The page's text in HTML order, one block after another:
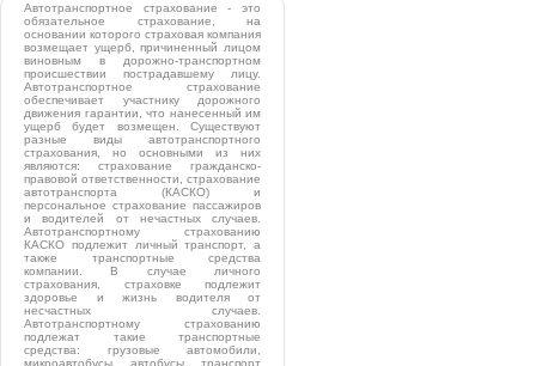
Автотранспортное страхование - это
обязательное страхование, на
основании которого страховая компания
возмещает ущерб, причиненный лицом
виновным в дорожно-транспортном
происшествии пострадавшему лицу.
Автотранспортное страхование
обеспечивает участнику дорожного
движения гарантии, что нанесенный им
ущерб будет возмещен. Существуют
разные виды автотранспортного
страхования, но основными из них
являются: страхование гражданско-
правовой ответственности, страхование
автотранспорта (КАСКО) и
персональное страхование пассажиров
и водителей от нечастных случаев.
Автотранспортному страхованию
КАСКО подлежит личный транспорт, а
также транспортные средства
компании. В случае личного
страхования, страховке подлежит
здоровье и жизнь водителя от
несчастных случаев.
Автотранспортному страхованию
подлежат такие транспортные
средства: грузовые автомобили,
микроавтобусы, автобусы, транспорт